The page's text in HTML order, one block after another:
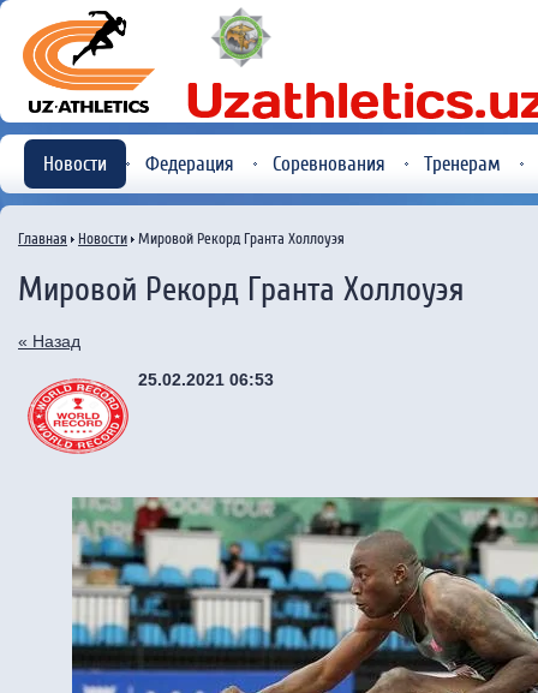
Новости Федерация Соревнования Тренерам
Главная Новости Мировой Рекорд Гранта Холлоуэя
Мировой Рекорд Гранта Холлоуэя
« Назад
25.02.2021 06:53